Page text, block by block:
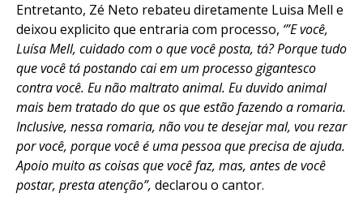
Entretanto, Zé Neto rebateu diretamente Luisa Mell e
deixou explicito que entraria com processo, ‘”E você,
Luísa Mell, cuidado com o que você posta, tá? Porque tudo
que você tá postando cai em um processo gigantesco
contra você. Eu não maltrato animal. Eu duvido animal
mais bem tratado do que os que estão fazendo a romaria.
Inclusive, nessa romaria, não vou te desejar mal, vou rezar
por você, porque você é uma pessoa que precisa de ajuda.
Apoio muito as coisas que você faz, mas, antes de você
postar, presta atenção”, declarou o cantor.